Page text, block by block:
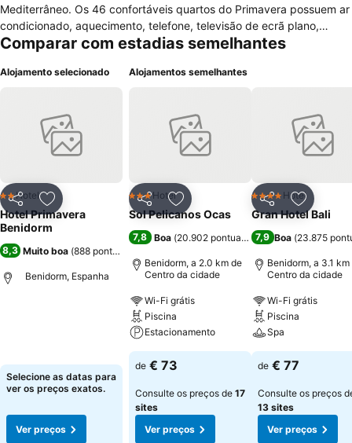
Mediterrâneo. Os 46 confortáveis quartos do Primavera possuem ar
condicionado, aquecimento, telefone, televisão de ecrã plano,
varanda, serviço de despertar e janelas desbloqueadas. Os quartos
Relativamente a comodidades gerais o hotel dispõe de recepção 24
bagagem, cafetaria, acesso gratuito à internet sem fios nas áreas
públicas, terraço e serviço de concierge. Na recepção existe um
cofre de segurança onde poderá guardar os seus bens de maior
de facilidades como aluguer de carro, serviço de bilheteira e
assistência turística. O restaurante do hotel serve refeições em
estilo buffet. O hotel Primavera também tem disponível um serviço
de transporte de/para o aeroporto mediante custo adicional.
Comparar com estadias semelhantes
Alojamento selecionado
PartilharAdicionar aos favoritos
2 Estrelas
Hotel
Hotel Primavera
Benidorm
8,3 Muito boa (888 pontuações
Benidorm, Espanha
Selecione as datas para
ver os preços exatos.
Ver preços
Alojamentos semelhantes
PartilharAdicionar aos favoritos
3 Estrelas
Hotel
Sol Pelicanos Ocas
7,8 Boa (20.902 pontuações)
Benidorm, a 2.0 km de
Centro da cidade
Wi-Fi grátis
Piscina
Estacionamento
de € 73
Consulte os preços de 17
sites
Ver preços
Partilhar
4 EstrelasHotel
Gran Hotel Bali
7,9 Boa (23.875
Benidorm, a 3.1 km
Centro da cidade
Wi-Fi grátis
Piscina
Spa
de € 77
Consulte os preços
13 sites
Ver preços